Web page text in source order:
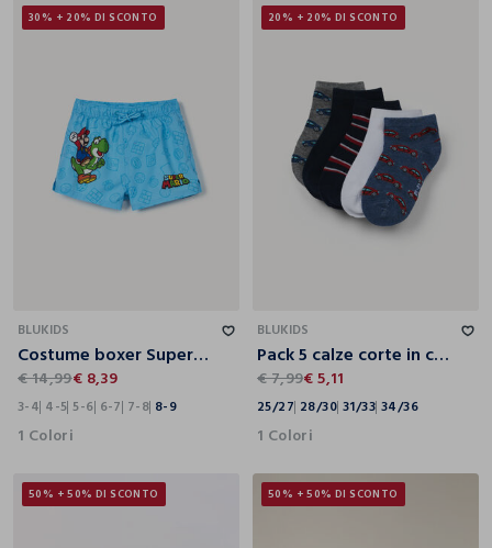
30% + 20% DI SCONTO
BLUKIDS
Costume boxer Super Mario ragazzo
€ 14,99€ 8,39
3-4 4-5 5-6 6-7 7-8 8-9
1 Colori
20% + 20% DI SCONTO
BLUKIDS
Pack 5 calze corte in cotone stretch
€ 7,99€ 5,11
25/27 28/30 31/33 34/36
1 Colori
50% + 50% DI SCONTO 50% + 50% DI SCONTO